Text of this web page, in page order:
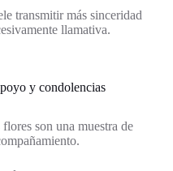
transmitir más sinceridad
llamativa.
y condolencias
son una muestra de